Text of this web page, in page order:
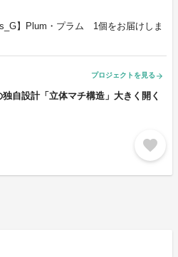
】Plum・プラム 1個をお届けしま
プロジェクトを見る arrow_forward
自設計「立体マチ構造」大きく開く
favorite